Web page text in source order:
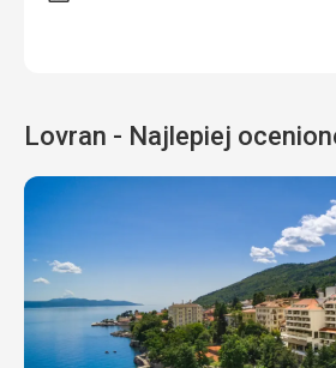
Lovran - Najlepiej